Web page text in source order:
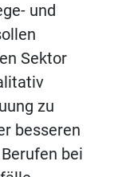
und
Sektor
zu
besseren
bei